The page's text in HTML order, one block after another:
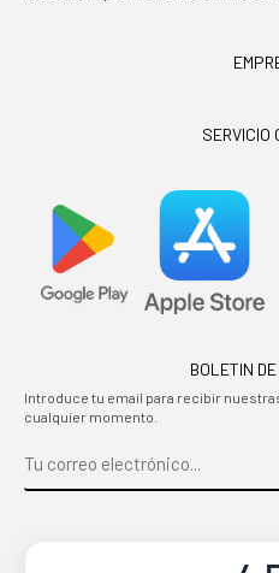
SERVICIO
BOLETIN
Introduce tu email para recibir
cualquier momento.